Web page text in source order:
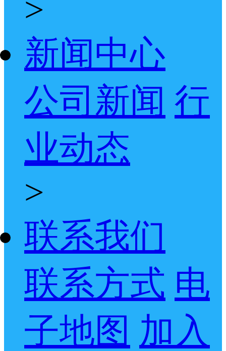
>
新闻中心
公司新闻 行
业动态
>
联系我们
联系方式 电
子地图 加入